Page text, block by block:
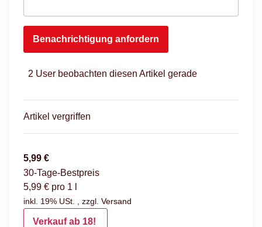
Benachrichtigung anfordern
2 User beobachten diesen Artikel gerade
Artikel vergriffen
5,99 €
30-Tage-Bestpreis
5,99 € pro 1 l
inkl. 19% USt. , zzgl. Versand
Verkauf ab 18!